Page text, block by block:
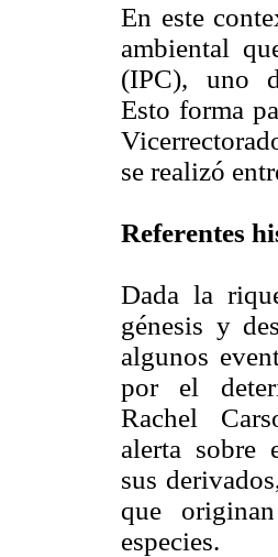
En este
ambiental
(IPC), uno
Esto forma
se realizó
Referentes
Dada la
génesis y
algunos
por el
Rachel
alerta sobre
sus
que
especies.